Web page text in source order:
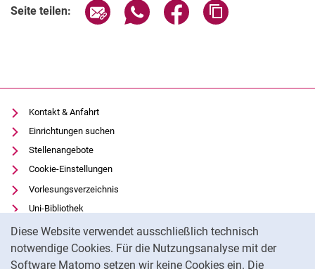
Diese Website verwendet ausschließlich technisch
notwendige Cookies. Für die Nutzungsanalyse mit der
Software Matomo setzen wir keine Cookies ein. Die
Seite teilen: Seite über E-Mail teilen
Seite über WhatsApp teilen
Seite über Facebook
Kontakt & Anfahrt
Einrichtungen suchen
Stellenangebote
Cookie-Einstellungen
Vorlesungsverzeichnis
Uni-Bibliothek
Moodle
Panopto
Datenschutz